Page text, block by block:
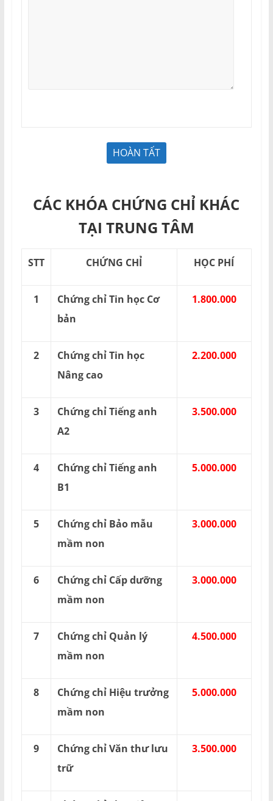
CÁC KHÓA CHỨNG CHỈ KHÁC
TẠI TRUNG TÂM
STT CHỨNG CHỈ HỌC PHÍ
1
Chứng chỉ Tin học Cơ
bản
1.800.000
2
Chứng chỉ Tin học
Nâng cao
2.200.000
3
Chứng chỉ Tiếng anh
A2
3.500.000
4
Chứng chỉ Tiếng anh
B1
5.000.000
5
Chứng chỉ Bảo mẫu
mầm non
3.000.000
6
Chứng chỉ Cấp dưỡng
mầm non
3.000.000
7
Chứng chỉ Quản lý
mầm non
4.500.000
8
Chứng chỉ Hiệu trưởng
mầm non
5.000.000
9
Chứng chỉ Văn thư lưu
trữ
3.500.000